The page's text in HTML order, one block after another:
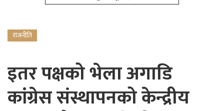
राजनीति
इतर पक्षको भेला अगाडि
कांग्रेस संस्थापनको केन्द्रीय